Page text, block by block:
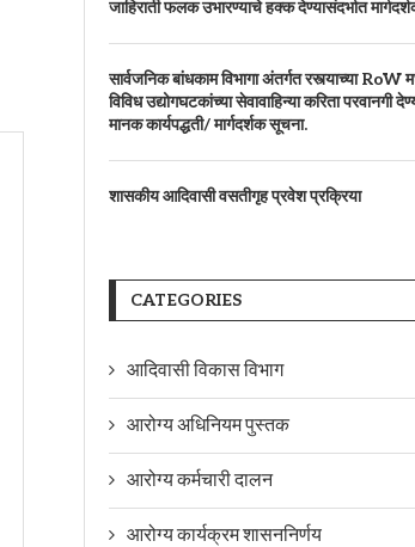
जाहिराती फलक उभारण्याचे हक्क देण्यासंदर्भात
सार्वजनिक बांधकाम विभागा अंतर्गत रस्त्याच्या RoW
विविध उद्योगघटकांच्या सेवावाहिन्या करिता परवानगी
मानक कार्यपद्धती/ मार्गदर्शक सूचना.
शासकीय आदिवासी वसतीगृह प्रवेश प्रक्रिया
CATEGORIES
आदिवासी विकास विभाग
आरोग्य अधिनियम पुस्तक
आरोग्य कर्मचारी दालन
आरोग्य कार्यक्रम शासननिर्णय